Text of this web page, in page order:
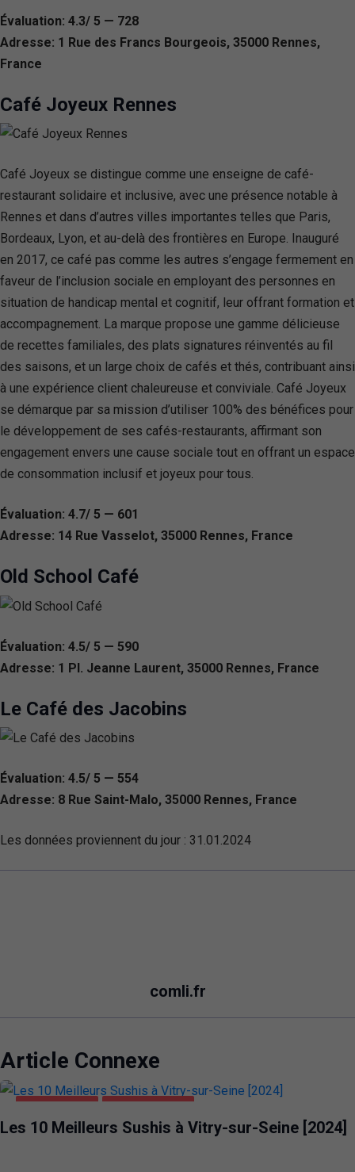
Évaluation: 4.3/ 5 — 728
Adresse: 1 Rue des Francs Bourgeois, 35000 Rennes,
France
Café Joyeux Rennes
Café Joyeux se distingue comme une enseigne de café-
restaurant solidaire et inclusive, avec une présence notable à
Rennes et dans d’autres villes importantes telles que Paris,
Bordeaux, Lyon, et au-delà des frontières en Europe. Inauguré
en 2017, ce café pas comme les autres s’engage fermement en
faveur de l’inclusion sociale en employant des personnes en
situation de handicap mental et cognitif, leur offrant formation et
accompagnement. La marque propose une gamme délicieuse
de recettes familiales, des plats signatures réinventés au fil
des saisons, et un large choix de cafés et thés, contribuant ainsi
à une expérience client chaleureuse et conviviale. Café Joyeux
se démarque par sa mission d’utiliser 100% des bénéfices pour
le développement de ses cafés-restaurants, affirmant son
engagement envers une cause sociale tout en offrant un espace
de consommation inclusif et joyeux pour tous.
Évaluation: 4.7/ 5 — 601
Adresse: 14 Rue Vasselot, 35000 Rennes, France
Old School Café
Évaluation: 4.5/ 5 — 590
Adresse: 1 Pl. Jeanne Laurent, 35000 Rennes, France
Le Café des Jacobins
Évaluation: 4.5/ 5 — 554
Adresse: 8 Rue Saint-Malo, 35000 Rennes, France
Les données proviennent du jour : 31.01.2024
comli.fr
Article Connexe
Les 10 Meilleurs Sushis à Vitry-sur-Seine [2024]